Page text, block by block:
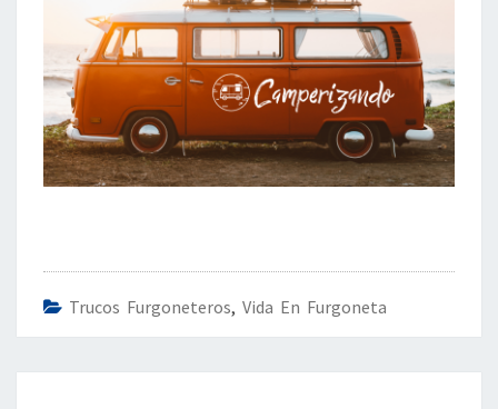
Trucos Furgoneteros, Vida En Furgoneta